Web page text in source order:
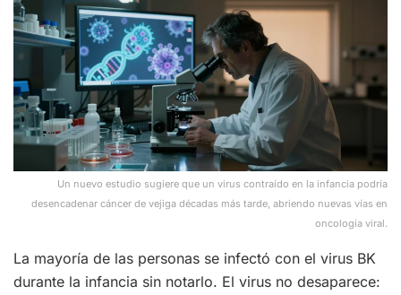
Un nuevo estudio sugiere que un virus contraído en la infancia podría
desencadenar cáncer de vejiga décadas más tarde, abriendo nuevas vías en
oncología viral.
La mayoría de las personas se infectó con el virus BK
durante la infancia sin notarlo. El virus no desaparece: